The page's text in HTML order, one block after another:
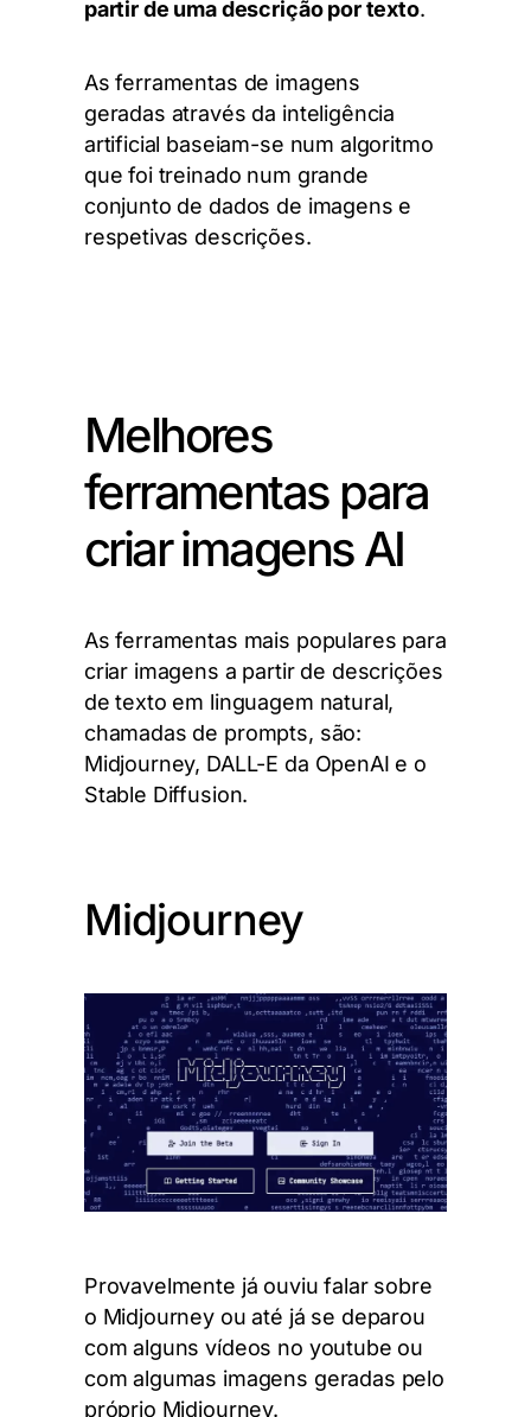
partir de uma descrição por texto.
As ferramentas de imagens
geradas através da inteligência
artificial baseiam-se num algoritmo
que foi treinado num grande
conjunto de dados de imagens e
respetivas descrições.
Melhores
ferramentas para
criar imagens AI
As ferramentas mais populares para
criar imagens a partir de descrições
de texto em linguagem natural,
chamadas de prompts, são:
Midjourney, DALL-E da OpenAI e o
Stable Diffusion.
Midjourney
Provavelmente já ouviu falar sobre
o Midjourney ou até já se deparou
com alguns vídeos no youtube ou
com algumas imagens geradas pelo
próprio Midjourney.